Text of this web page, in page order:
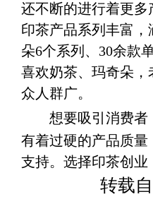
还不断的进行着更
印茶产品系列丰富
朵6个系列、30余款
喜欢奶茶、玛奇朵
众人群广。
想要吸引消费者
有着过硬的产品质
支持。选择印茶创
转载